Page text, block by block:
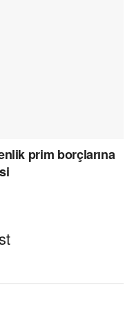
prim borçlarına